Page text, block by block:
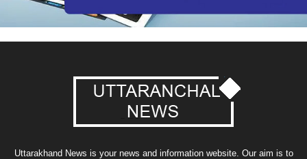
Uttarakhand News is your news and information website. Our aim is to